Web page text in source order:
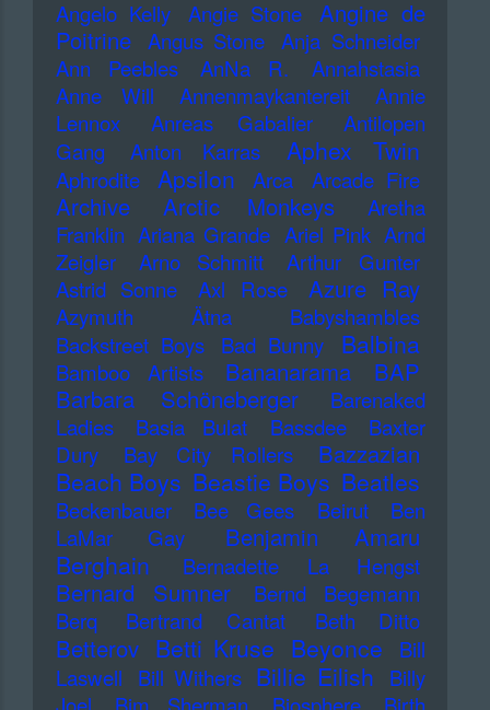
Angelo Kelly
Angie Stone
Angine de
Poitrine Angus Stone Anja Schneider
Ann Peebles
AnNa R.
Annahstasia
Anne Will
Annenmaykantereit
Annie
Lennox
Anreas Gabalier
Antilopen
Gang
Anton Karras Aphex Twin
Aphrodite Apsilon Arca Arcade Fire
Archive Arctic Monkeys
Aretha
Franklin Ariana Grande Ariel Pink Arnd
Zeigler
Arno Schmitt
Arthur Gunter
Astrid Sonne
Axl Rose Azure Ray
Azymuth Ätna
Babyshambles
Backstreet Boys
Bad Bunny Balbina
Bamboo Artists Bananarama
BAP
Barbara Schöneberger
Barenaked
Ladies
Basia Bulat Bassdee
Baxter
Dury
Bay City Rollers Bazzazian
Beach Boys Beastie Boys Beatles
Beckenbauer Bee Gees Beirut
Ben
LaMar Gay
Benjamin Amaru
Berghain Bernadette La Hengst
Bernard Sumner
Bernd Begemann
Berq
Bertrand Cantat Beth Ditto
Betterov Betti Kruse Beyonce
Bill
Laswell
Bill Withers Billie Eilish
Billy